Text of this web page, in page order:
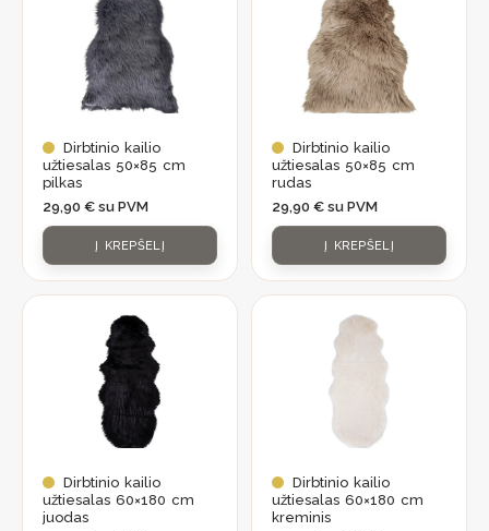
Dirbtinio kailio
užtiesalas 50×85 cm
pilkas
29,90 € su PVM
Į KREPŠELĮ
Dirbtinio kailio
užtiesalas 50×85 cm
rudas
29,90 € su PVM
Į KREPŠELĮ
Dirbtinio kailio
užtiesalas 60×180 cm
juodas
Dirbtinio kailio
užtiesalas 60×180 cm
kreminis